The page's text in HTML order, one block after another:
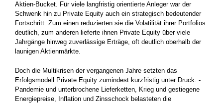
Aktien-Bucket. Für viele ­langfristig orientierte Anleger war der
Schwenk hin zu Private Equity auch ein strategisch bedeutender
Fortschritt. Zum einen reduzierten sie die Volatilität ihrer Portfolios
deutlich, zum anderen lieferte ihnen Private Equity über viele
Jahrgänge hinweg zuver­lässige Erträge, oft deutlich oberhalb der
launigen Aktienmärkte.
Doch die Multikrisen der vergangenen Jahre setzten das
Erfolgsmodell Private Equity zumindest kurzfristig unter Druck. ­
Pandemie und unterbrochene Lieferketten, Krieg und gestiegene
Energie­preise, Inflation und Zinsschock belasteten die